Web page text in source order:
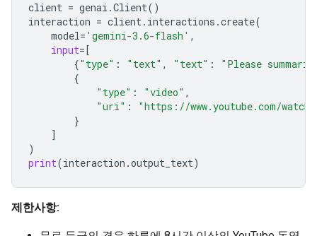
client = genai .Client()
interaction = client. interactions .create(
model= 'gemini-3.6-flash' ,
input=[
{"type" : "text" , "text" :
"Please
{
"type" : "video" ,
"uri" :
"https://www.youtube.com/
}
]
)
print(interaction .output_text)
제한사항: